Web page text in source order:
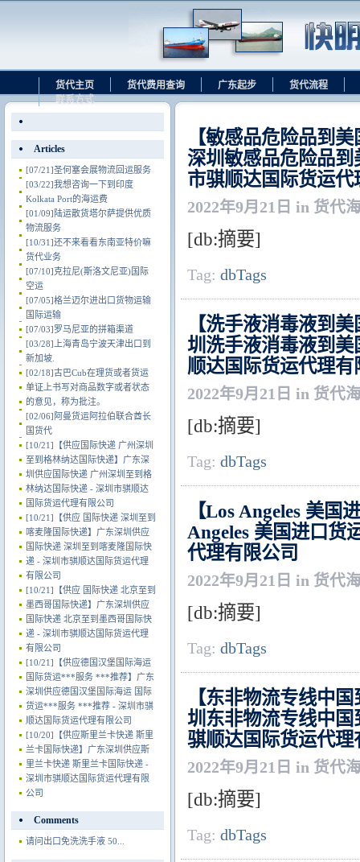
货代主页 货代费用查询 广东起步
货代流程
联系方式
【敏感品危险品到
深圳敏感品危险品
市骐顺达国际货运代
2022年9月21日 in 货代
[db:摘要]
Tag: dbTags
【洗手液消毒液到
圳洗手液消毒液到
顺达国际货运代理有
2022年9月21日 in 货代
[db:摘要]
Tag: dbTags
【Los Angeles 美
Angeles 美国进口货
代理有限公司
2022年9月21日 in 货代
[db:摘要]
Tag: dbTags
【东非物流专线中
圳东非物流专线中
骐顺达国际货运代理
2022年9月21日 in 货代
[db:摘要]
Tag: dbTags
Articles
[07/21]圣何塞会展物流回运服务
[03/22]我想咨询一下到印度
Kolkata Port的海运费
[01/09] 陆运散货塔尔萨提供优质
物流服务
[10/31]还不来看看东南亚特价嘛
货代业务
[07/10]克拉尼(斯洛文尼亚)国际
空运
[07/05]格兰迈尔进出口货物运输
国际运输
[07/03]罗马尼亚的拼箱渠道
[03/28] 上海青岛宁波天津出口到
新加坡.
[02/18]古巴Cub在理货或者货运
单证上书写对商品数字或者状态
的意见，称为批注。
[02/06] 阿曼货运阿拉伯联合酋长
国货代
[10/21] 【供应国际快递 广州深圳
至到格林纳达国际快递】广东深
圳供应国际快递 广州深圳至到格
林纳达国际快递 - 深圳市骐顺达
国际货运代理有限公司
[10/21] 【供应 国际快递 深圳至到
喀麦隆国际快递】广东深圳供应
国际快递 深圳至到喀麦隆国际快
递 - 深圳市骐顺达国际货运代理
有限公司
[10/21] 【供应 国际快递 北京至到
墨西哥国际快递】广东深圳供应
国际快递 北京至到墨西哥国际快
递 - 深圳市骐顺达国际货运代理
有限公司
[10/21] 【供应德国汉堡国际海运
国际货运***服务 ***推荐】广东
深圳供应德国汉堡国际海运 国际
货运***服务 ***推荐 - 深圳市骐
顺达国际货运代理有限公司
[10/20] 【供应斯里兰卡快递 斯里
兰卡国际快递】广东深圳供应斯
里兰卡快递 斯里兰卡国际快递 -
深圳市骐顺达国际货运代理有限
公司
Comments
请问出口免洗洗手液 50...